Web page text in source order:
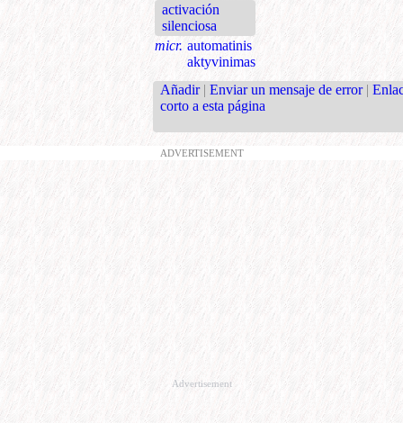
activación
silenciosa
micr. automatinis
aktyvinimas
Añadir | Enviar un mensaje de error |
corto a esta página
ADVERTISEMENT
Advertisement